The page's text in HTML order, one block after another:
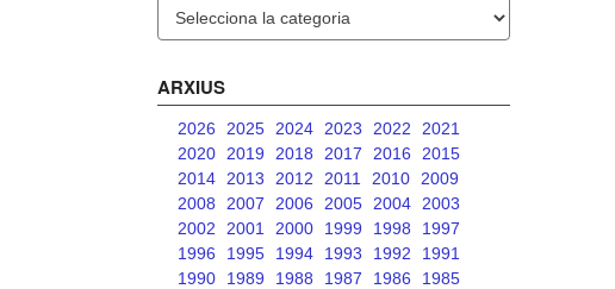
ARXIUS
2026 2025 2024 2023 2022
2021
2020
2019 2018 2017 2016
2015
2014
2013 2012 2011 2010
2009
2008
2007 2006 2005 2004
2003
2002
2001 2000 1999 1998
1997
1996
1995 1994 1993 1992
1991
1990
1989 1988 1987 1986
1985